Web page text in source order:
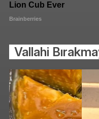
Vallahi